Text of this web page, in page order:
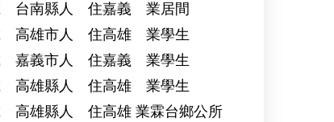
縣人 住嘉義 業居間
市人 住高雄 業學生
市人 住嘉義 業學生
縣人 住高雄 業學生
人 住高雄 業霖台鄉公所